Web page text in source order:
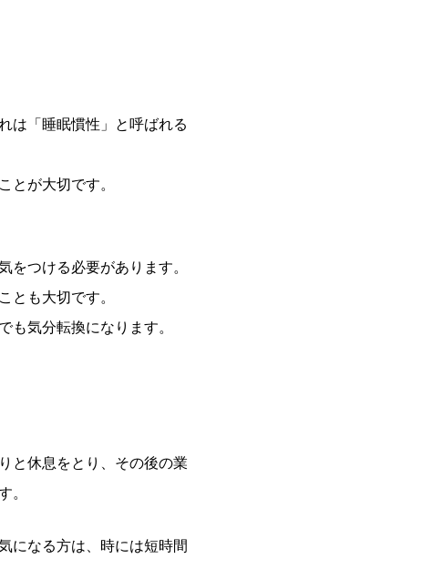
は「睡眠慣性」と呼ばれる
とが大切です。
をつける必要があります。
とも大切です。
も気分転換になります。
と休息をとり、その後の業
。
になる方は、時には短時間